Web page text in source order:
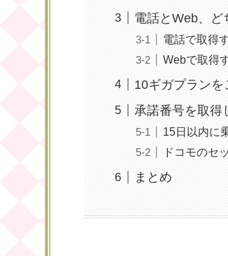
電話とWeb、ど
電話で取得
Webで取得
10ギガプラン
承諾番号を取得
15日以内に
ドコモのセ
まとめ